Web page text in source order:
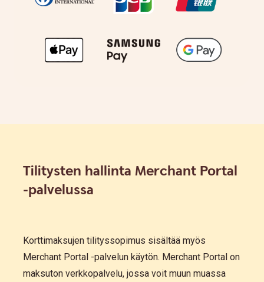
Tilitysten hallinta Merchant Portal
-palvelussa
Korttimaksujen tilityssopimus sisältää myös
Merchant Portal -palvelun käytön. Merchant Portal on
maksuton verkkopalvelu, jossa voit muun muassa